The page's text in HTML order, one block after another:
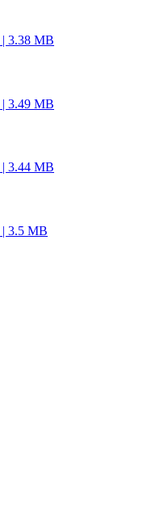
| 3.38 MB
| 3.49 MB
| 3.44 MB
| 3.5 MB